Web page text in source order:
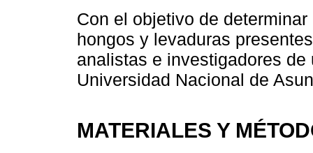
Con el objetivo de
hongos y levaduras
analistas e investigadores
Universidad Nacional de
MATERIALES Y